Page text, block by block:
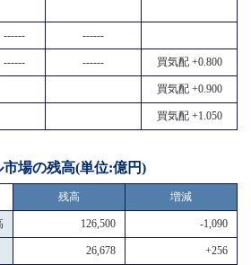
------ ------
------ ------ 買気配 +0.800
買気配 +0.900
買気配 +1.050
場の残高(単位:億円)
残高 増減
126,500 -1,090
26,678 +256